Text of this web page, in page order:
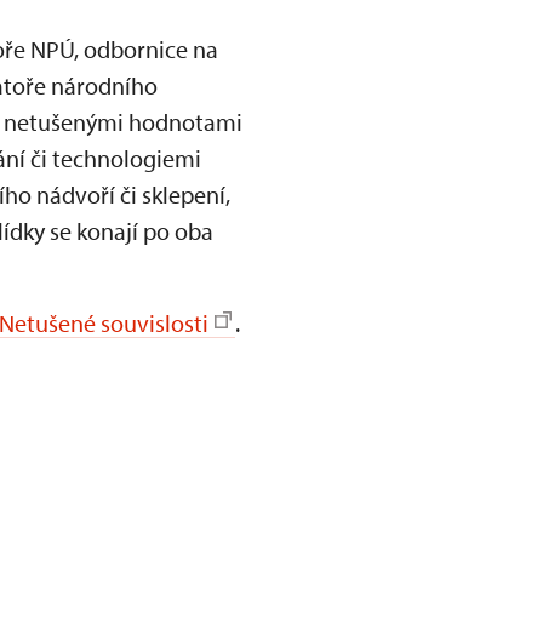
NPÚ, odbornice na
národního
hodnotami
či technologiemi
nádvoří či sklepení,
se konají po oba
souvislosti .